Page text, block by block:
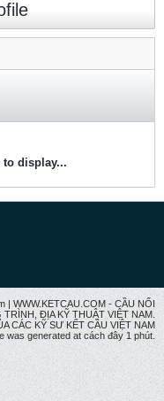
to display...
| WWW.KETCAU.COM - CẦU NỐI
ĐỊA KỸ THUẬT VIỆT NAM.
CÁC KỸ SƯ KẾT CÂU VIỆT NAM
was generated at cách đây 1 phút.